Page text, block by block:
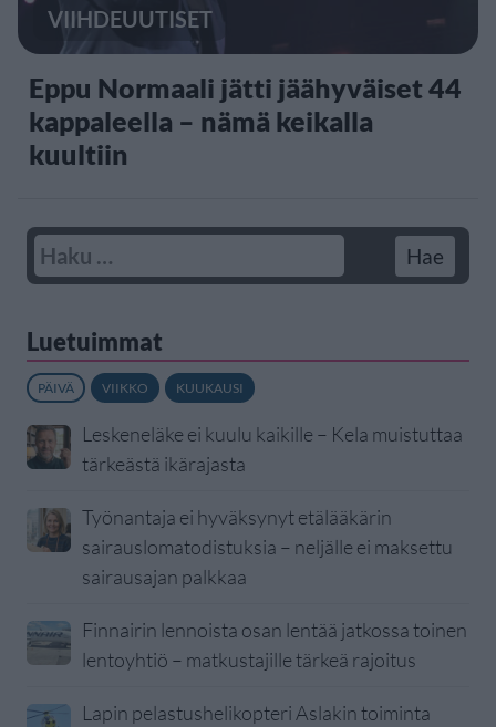
VIIHDEUUTISET
Eppu Normaali jätti jäähyväiset 44
kappaleella – nämä keikalla
kuultiin
Luetuimmat
PÄIVÄ VIIKKO KUUKAUSI
Leskeneläke ei kuulu kaikille – Kela muistuttaa
tärkeästä ikärajasta
Työnantaja ei hyväksynyt etälääkärin
sairauslomatodistuksia – neljälle ei maksettu
sairausajan palkkaa
Finnairin lennoista osan lentää jatkossa toinen
lentoyhtiö – matkustajille tärkeä rajoitus
Lapin pelastushelikopteri Aslakin toiminta